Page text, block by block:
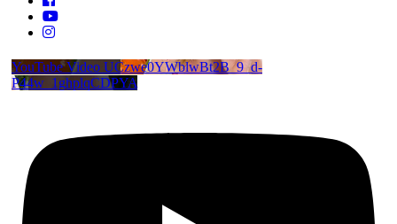
YouTube Video UCzwe0YWblwBt2B_9_d-
P44w_1ghplqCDPYA